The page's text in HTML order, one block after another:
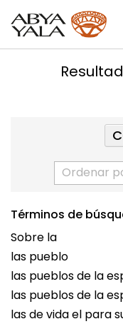
Ordenar
Términos de
Sobre la
las pueblo
las pueblos de la
las pueblos de la
las de vida el para